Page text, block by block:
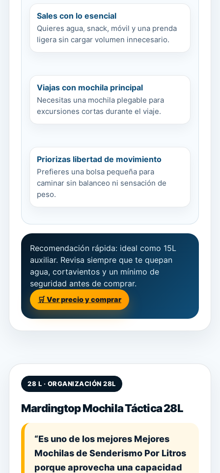
Sales con lo esencial
Quieres agua, snack, móvil y una prenda
ligera sin cargar volumen innecesario.
Viajas con mochila principal
Necesitas una mochila plegable para
excursiones cortas durante el viaje.
Priorizas libertad de movimiento
Prefieres una bolsa pequeña para
caminar sin balanceo ni sensación de
peso.
Recomendación rápida: ideal como 15L
auxiliar. Revisa siempre que te quepan
agua, cortavientos y un mínimo de
seguridad antes de comprar.
🛒 Ver precio y comprar
28 L · ORGANIZACIÓN 28L
Mardingtop Mochila Táctica 28L
“Es uno de los mejores Mejores
Mochilas de Senderismo Por Litros
porque aprovecha una capacidad